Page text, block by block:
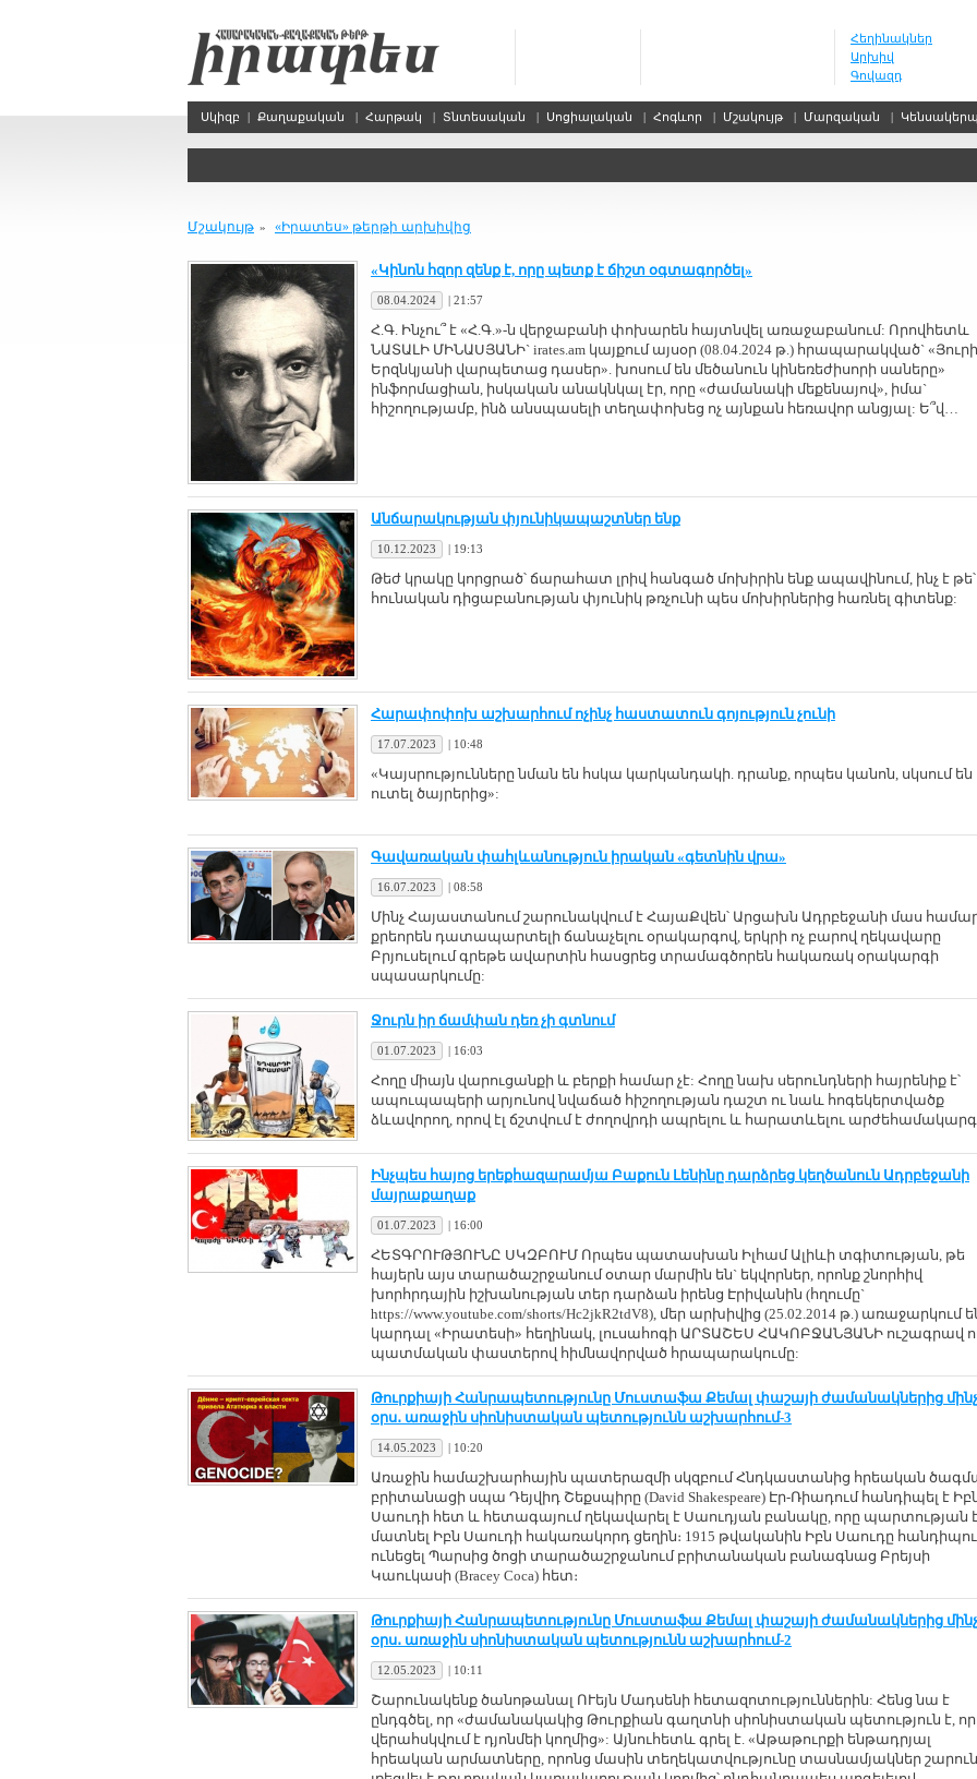
Հեղինակներ
Արխիվ
Գովազդ
Սկիզբ | Քաղաքական | Հարթակ | Տնտեսական | Սոցիալական | Հոգևոր | Մշակույթ | Մարզական | Կենսակերպ
Մշակույթ » «Իրատես» թերթի արխիվից
«Կինոն հզոր զենք է, որը պետք է ճիշտ օգտագործել»
08.04.2024 | 21:57
Հ.Գ. Ինչու՞ է «Հ.Գ.»-ն վերջաբանի փոխարեն հայտնվել առաջաբանում: Որովհետև
ՆԱՏԱԼԻ ՄԻՆԱՍՅԱՆԻ` irates.am կայքում այսօր (08.04.2024 թ.) հրապարակված` «Յուրի
Երզնկյանի վարպետաց դասեր». խոսում են մեծանուն կինեռեժիսորի սաները»
ինֆորմացիան, իսկական անակնկալ էր, որը «ժամանակի մեքենայով», իմա`
հիշողությամբ, ինձ անսպասելի տեղափոխեց ոչ այնքան հեռավոր անցյալ: Ե՞վ…
Անճարակության փյունիկապաշտներ ենք
10.12.2023 | 19:13
Թեժ կրակը կորցրած՝ ճարահատ լրիվ հանգած մոխիրին ենք ապավինում, ինչ է թե՝
հունական դիցաբանության փյունիկ թռչունի պես մոխիրներից հառնել գիտենք:
Հարափոփոխ աշխարհում ոչինչ հաստատուն գոյություն չունի
17.07.2023 | 10:48
«Կայսրությունները նման են հսկա կարկանդակի. դրանք, որպես կանոն, սկսում են
ուտել ծայրերից»:
Գավառական փահլևանություն իրական «գետնին վրա»
16.07.2023 | 08:58
Մինչ Հայաստանում շարունակվում է ՀայաՔվեն՝ Արցախն Ադրբեջանի մաս
քրեորեն դատապարտելի ճանաչելու օրակարգով, երկրի ոչ բարով ղեկավարը
Բրյուսելում գրեթե ավարտին հասցրեց տրամագծորեն հակառակ օրակարգի
սպասարկումը:
Ջուրն իր ճամփան դեռ չի գտնում
01.07.2023 | 16:03
Հողը միայն վարուցանքի և բերքի համար չէ: Հողը նախ սերունդների հայրենիք է՝
ապուպապերի արյունով նվաճած հիշողության դաշտ ու նաև հոգեկերտվածք
ձևավորող, որով էլ ճշտվում է ժողովրդի ապրելու և հարատևելու
Ինչպես հայոց երեքհազարամյա Բաքուն Լենինը դարձրեց կեղծանուն Ադրբեջանի
մայրաքաղաք
01.07.2023 | 16:00
ՀԵՏԳՐՈՒԹՅՈՒՆԸ ՍԿԶԲՈՒՄ Որպես պատասխան Իլհամ Ալիևի տգիտության, թե
հայերն այս տարածաշրջանում օտար մարմին են` եկվորներ, որոնք շնորհիվ
խորհրդային իշխանության տեր դարձան իրենց Էրիվանին (հղումը`
https://www.youtube.com/shorts/Hc2jkR2tdV8), մեր արխիվից (25.02.2014 թ.) առաջարկում
կարդալ «Իրատեսի» հեղինակ, լուսահոգի ԱՐՏԱՇԵՍ ՀԱԿՈԲՋԱՆՅԱՆԻ ուշագրավ
պատմական փաստերով հիմնավորված հրապարակումը:
Թուրքիայի Հանրապետությունը Մուստաֆա Քեմալ փաշայի ժամանակներից մինչ
օրս․ առաջին սիոնիստական պետությունն աշխարհում-3
14.05.2023 | 10:20
Առաջին համաշխարհային պատերազմի սկզբում Հնդկաստանից հրեական
բրիտանացի սպա Դեյվիդ Շեքսպիրը (David Shakespeare) Էր-Ռիադում հանդիպել է
Սաուդի հետ և հետագայում ղեկավարել է Սաուդյան բանակը, որը պարտության
մատնել Իբն Սաուդի հակառակորդ ցեղին։ 1915 թվականին Իբն Սաուդը
ունեցել Պարսից ծոցի տարածաշրջանում բրիտանական բանագնաց Բրեյսի
Կաուկասի (Bracey Coca) հետ։
Թուրքիայի Հանրապետությունը Մուստաֆա Քեմալ փաշայի ժամանակներից մինչ
օրս․ առաջին սիոնիստական պետությունն աշխարհում-2
12.05.2023 | 10:11
Շարունակենք ծանոթանալ ՈՒեյն Մադսենի հետազոտություններին: Հենց նա է
ընդգծել, որ «ժամանակակից Թուրքիան գաղտնի սիոնիստական պետություն է,
վերահսկվում է դյոնմեի կողմից»: Այնուհետև գրել է. «Աթաթուրքի ենթադրյալ
հրեական արմատները, որոնց մասին տեղեկատվությունը տասնամյակներ